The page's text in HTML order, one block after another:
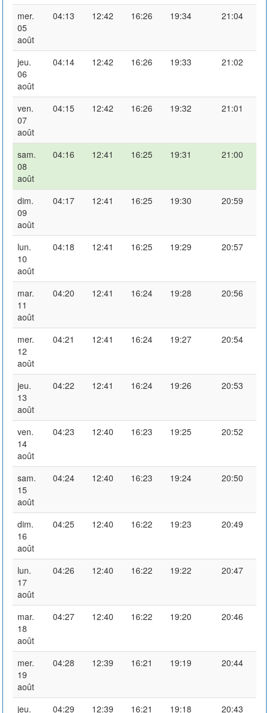
mer.
05
août
04:13 12:42 16:26 19:34 21:04
jeu.
06
août
04:14 12:42 16:26 19:33 21:02
ven.
07
août
04:15 12:42 16:26 19:32 21:01
sam.
08
août
04:16 12:41 16:25 19:31 21:00
dim.
09
août
04:17 12:41 16:25 19:30 20:59
lun.
10
août
04:18 12:41 16:25 19:29 20:57
mar.
11
août
04:20 12:41 16:24 19:28 20:56
mer.
12
août
04:21 12:41 16:24 19:27 20:54
jeu.
13
août
04:22 12:41 16:24 19:26 20:53
ven.
14
août
04:23 12:40 16:23 19:25 20:52
sam.
15
août
04:24 12:40 16:23 19:24 20:50
dim.
16
août
04:25 12:40 16:22 19:23 20:49
lun.
17
août
04:26 12:40 16:22 19:22 20:47
mar.
18
août
04:27 12:40 16:22 19:20 20:46
mer.
19
août
04:28 12:39 16:21 19:19 20:44
jeu. 04:29 12:39 16:21 19:18 20:43